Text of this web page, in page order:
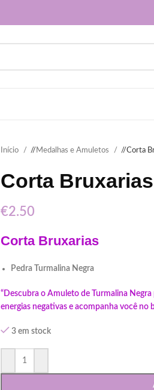
Início / Medalhas e Amuletos / Corta
Corta Bruxarias
€2.50
Corta Bruxarias
Pedra Turmalina Negra
“Descubra o Amuleto de Turmalina
energias negativas e acompanha você no
3 em stock